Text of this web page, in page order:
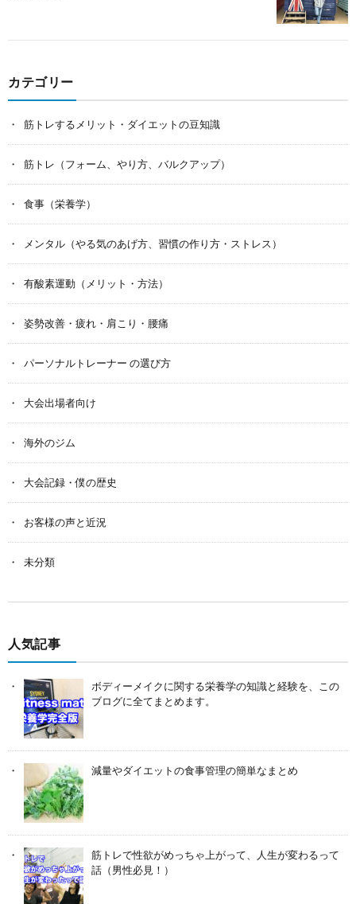
カテゴリー
筋トレするメリット・ダイエットの豆知識
筋トレ（フォーム、やり方、バルクアップ）
食事（栄養学）
メンタル（やる気のあげ方、習慣の作り方・ストレス）
有酸素運動（メリット・方法）
姿勢改善・疲れ・肩こり・腰痛
パーソナルトレーナー の選び方
大会出場者向け
海外のジム
大会記録・僕の歴史
お客様の声と近況
未分類
人気記事
ボディーメイクに関する栄養学の知識と経験を、この
ブログに全てまとめます。
減量やダイエットの食事管理の簡単なまとめ
筋トレで性欲がめっちゃ上がって、人生が変わるって
話（男性必見！）